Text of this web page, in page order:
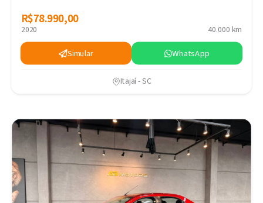
R$78.990,00
R$78.990,00
2020 40.000 km
Simular WhatsApp
Itajaí - SC